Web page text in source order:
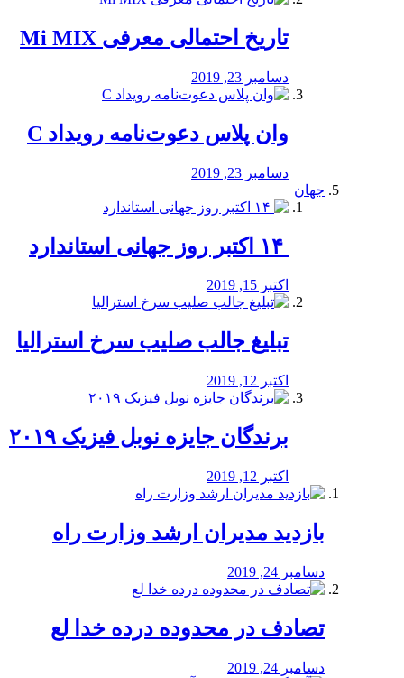
تاریخ احتمالی معرفی Mi MIX
دسامبر 23, 2019
وان پلاس دعوت‌نامه رویداد C
دسامبر 23, 2019
جهان
اکتبر 15, 2019
تبلیغ جالب صلیب سرخ استرالیا
اکتبر 12, 2019
برندگان جایزه نوبل فیزیک ۲۰۱۹
اکتبر 12, 2019
بازدید مدیران ارشد وزارت راه
دسامبر 24, 2019
تصادف در محدوده درده خدا لع
دسامبر 24, 2019